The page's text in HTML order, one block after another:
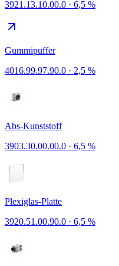
3921.13.10.00.0 · 6,5 %
Gummipuffer
4016.99.97.90.0 · 2,5 %
Abs-Kunststoff
3903.30.00.00.0 · 6,5 %
Plexiglas-Platte
3920.51.00.90.0 · 6,5 %